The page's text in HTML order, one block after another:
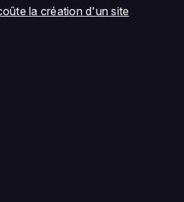
la création d'un site